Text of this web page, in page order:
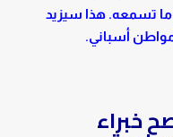
تسمعه. هذا سيزيد
أسباني.
خبراء